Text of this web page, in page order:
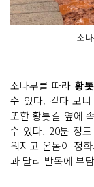
소
소나무를 따라 황
수 있다. 걷다 보
또한 황톳길 옆에
수 있다. 20분 정
워지고 온몸이 정
과 달리 발목에 부